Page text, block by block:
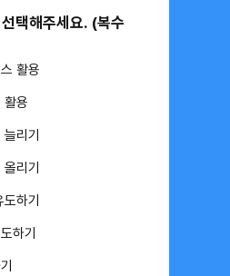
택해주세요. (복수
활용
활용
리기
리기
하기
하기